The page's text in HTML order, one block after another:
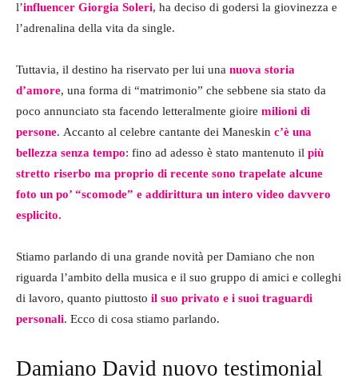
l’influencer Giorgia Soleri, ha deciso di godersi la giovinezza e
l’adrenalina della vita da single.
Tuttavia, il destino ha riservato per lui una nuova storia
d’amore, una forma di “matrimonio” che sebbene sia stato da
poco annunciato sta facendo letteralmente gioire milioni di
persone. Accanto al celebre cantante dei Maneskin c’è una
bellezza senza tempo: fino ad adesso è stato mantenuto il più
stretto riserbo ma proprio di recente sono trapelate alcune
foto un po’ “scomode” e addirittura un intero video davvero
esplicito.
Stiamo parlando di una grande novità per Damiano che non
riguarda l’ambito della musica e il suo gruppo di amici e colleghi
di lavoro, quanto piuttosto il suo privato e i suoi traguardi
personali. Ecco di cosa stiamo parlando.
Damiano David nuovo testimonial